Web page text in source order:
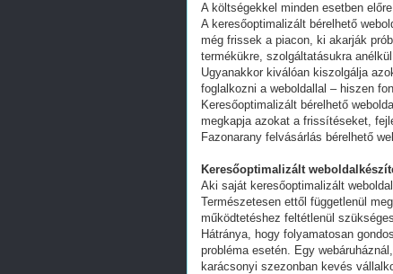
A költségekkel minden esetben
A keresőoptimalizált bérelhető
még frissek a piacon, ki akarják
termékükre, szolgáltatásukra
Ugyanakkor kiválóan kiszolgálja
foglalkozni a weboldallal – hiszen
Keresőoptimalizált bérelhető
megkapja azokat a frissítéseket,
Fazonarany felvásárlás bérelhető
Keresőoptimalizált
Aki saját keresőoptimalizált
Természetesen ettől függetlenül
működtetéshez feltétlenül
Hátránya, hogy folyamatosan
probléma esetén. Egy
karácsonyi szezonban kevés